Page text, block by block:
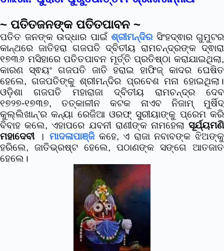
~ ପତିତଜନଙ୍କ ପତିତପାବନ ~
ପତିତ ଜନଙ୍କ ଉଦ୍ଧାର ପାଇଁ ଶ୍ରୀମନ୍ଦିରସିଂହଦ୍ଵାର ଗୁମୁଟର
କାନ୍ଥରେ ଜାତିହରା ଗଜପତି ଦ୍ବିତୀୟ ରାମଚନ୍ଦ୍ରଙ୍କ ଦ୍ଵାରା
୧୭୩୬ ମସିହାରେ ପତିତପାବନ ମୂର୍ତ୍ତି ପ୍ରତିଷ୍ଠା କରାଯାଇଥିଲା,
କାରଣ ସ୍ଵୟଂ ଗଜପତି ଜାତି ହରାଇ ହାଫିଜ୍ କାଦର ଘେଷିତ
ହେଲେ, ଗଜପତିଙ୍କୁ ଶ୍ରୀମନ୍ଦିର ପ୍ରବେଶ ମନା ହୋଇଥିଲା।
ଓଡ଼ିଶା ଗଜପତି ମହାରାଜା ଦ୍ବିତୀୟ ରାମଚନ୍ଦ୍ର ଦେବ
୧୭୨୭-୧୭୩୭, ତତ୍କାଳୀନ କଟକ ନାଏବ ନିଜାମ୍ ମୁର୍ଷିଦ୍
କୁଲ୍ଲିଖାନ୍’ର କନ୍ୟା ରେଜିଆ ଓରଫ୍ ସୁରୀୟାଙ୍କୁ ପ୍ରେମ କରି
ବିବାହ କଲେ, ଏହାପରେ ଯବନୀ ରାଣୀଙ୍କ ନାମହେଲା ସୂର୍ଯ୍ୟମଣି
ମହାଦେବୀ।ମାଦଳାପାଞ୍ଜି କହେ, ଏ ରାଜା ନବାବଙ୍କ ଝିଅଙ୍କୁ
ହରିଲେ, ଜାତିଭ୍ରଷ୍ଟ ହେଲେ, ପଠାଣଙ୍କ ସଙ୍ଗେ ଆତଜାତ
ହେଲେ।